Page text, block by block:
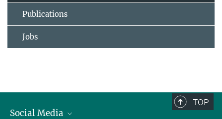
Publications
Jobs
TOP
Social Media